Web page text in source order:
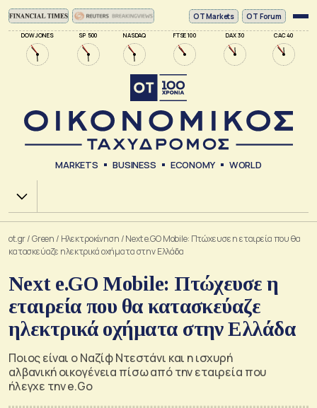
DOW JONES SP 500 NASDAQ FTSE 100 DAX 30 CAC 40
ΟΤ Markets OT Forum
MARKETS BUSINESS ECONOMY WORLD
Χ.Α.
ot.gr/Green / Ηλεκτροκίνηση /Next e.GO Mobile: Πτώχευσε η εταιρεία που θα
κατασκεύαζε ηλεκτρικά οχήματα στην Ελλάδα
Next e.GO Mobile: Πτώχευσε η
εταιρεία που θα κατασκεύαζε
ηλεκτρικά οχήματα στην Ελλάδα
Ποιος είναι ο Ναζίφ Ντεστάνι και η ισχυρή
αλβανική οικογένεια πίσω από την εταιρεία που
ήλεγχε την e.Go